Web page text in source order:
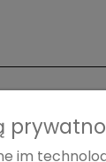
firmy
im